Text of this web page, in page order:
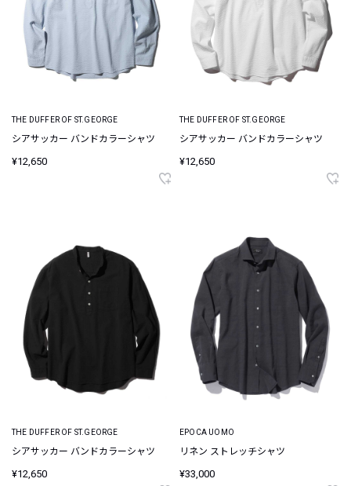
THE DUFFER OF ST.GEORGE
シアサッカー バンドカラーシャツ
¥12,650
THE DUFFER OF ST.GEORGE
シアサッカー バンドカラーシャツ
¥12,650
THE DUFFER OF ST.GEORGE
シアサッカー バンドカラーシャツ
¥12,650
EPOCA UOMO
リネン ストレッチシャツ
¥33,000